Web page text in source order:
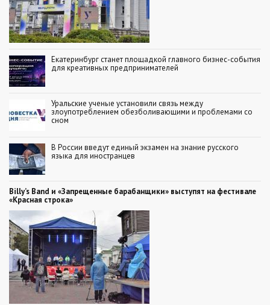
Екатеринбург станет площадкой главного бизнес-события
для креативных предпринимателей
Уральские ученые установили связь между
злоупотреблением обезболивающими и проблемами со
сном
В России введут единый экзамен на знание русского
языка для иностранцев
Billy’s Band и «Запрещенные барабанщики» выступят на фестивале
«Красная строка»